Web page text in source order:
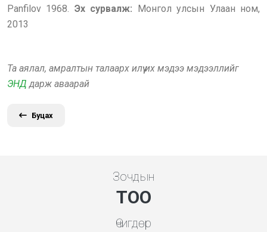
Panfilov 1968. Эх сурвалж: Монгол улсын Улаан ном,
2013
Та аялал, амралтын талаарх илүү их мэдээ мэдээллийг
ЭНД дарж аваарай
Буцах
Зочдын
ТОО
Өчигдөр